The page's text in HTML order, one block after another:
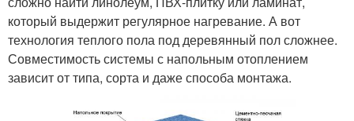
который выдержит регулярное нагревание. А вот
технология теплого пола под деревянный пол сложнее.
Совместимость системы с напольным отоплением
зависит от типа, сорта и даже способа монтажа.